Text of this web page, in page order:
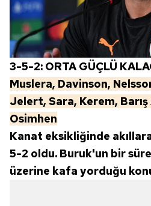
3-5-2: ORTA GÜÇLÜ
Muslera, Davinson,
Jelert, Sara, Kerem,
Osimhen
Kanat eksikliğinde
5-2 oldu. Buruk'un bir
üzerine kafa yorduğu